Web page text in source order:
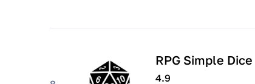
RPG Simple Dice
4.9